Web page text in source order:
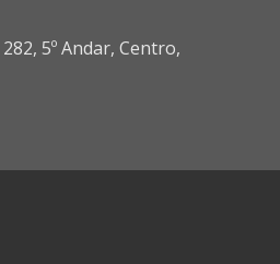
5º Andar, Centro,